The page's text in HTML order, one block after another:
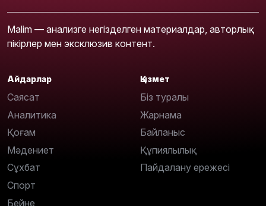
Malim — анализге негізделген материалдар, авторлық
пікірлер мен эксклюзив контент.
Айдарлар
Саясат
Аналитика
Қоғам
Мәдениет
Сұхбат
Спорт
Бейне
Қызмет
Біз туралы
Жарнама
Байланыс
Құпиялылық
Пайдалану ережесі